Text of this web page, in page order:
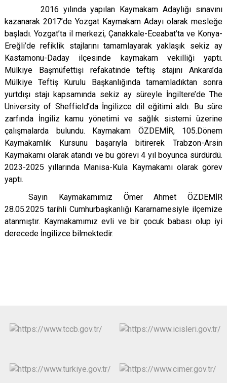
2016 yılında yapılan Kaymakam Adaylığı sınavını
kazanarak 2017’de Yozgat Kaymakam Adayı olarak mesleğe
başladı. Yozgat’ta il merkezi, Çanakkale-Eceabat’ta ve Konya-
Ereğli’de refiklik stajlarını tamamlayarak yaklaşık sekiz ay
Kastamonu-Daday ilçesinde kaymakam vekilliği yaptı.
Mülkiye Başmüfettişi refakatinde teftiş stajını Ankara’da
Mülkiye Teftiş Kurulu Başkanlığında tamamladıktan sonra
yurtdışı stajı kapsamında sekiz ay süreyle İngiltere’de The
University of Sheffield’da İngilizce dil eğitimi aldı. Bu süre
zarfında İngiliz kamu yönetimi ve sağlık sistemi üzerine
çalışmalarda bulundu. Kaymakam ÖZDEMİR, 105.Dönem
Kaymakamlık Kursunu başarıyla bitirerek Trabzon-Arsin
Kaymakamı olarak atandı ve bu görevi 4 yıl boyunca sürdürdü.
2023-2025 yıllarında Manisa-Kula Kaymakamı olarak görev
yaptı.
Sayın Kaymakamımız Ömer Ahmet ÖZDEMİR
28.05.2025 tarihli Cumhurbaşkanlığı Kararnamesiyle ilçemize
atanmıştır. Kaymakamımız evli ve bir çocuk babası olup iyi
derecede İngilizce bilmektedir.